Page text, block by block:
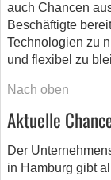
auch Chancen
Beschäftigte
Technologien zu
und flexibel zu
Nach oben
Aktuelle
Der
in Hamburg gibt